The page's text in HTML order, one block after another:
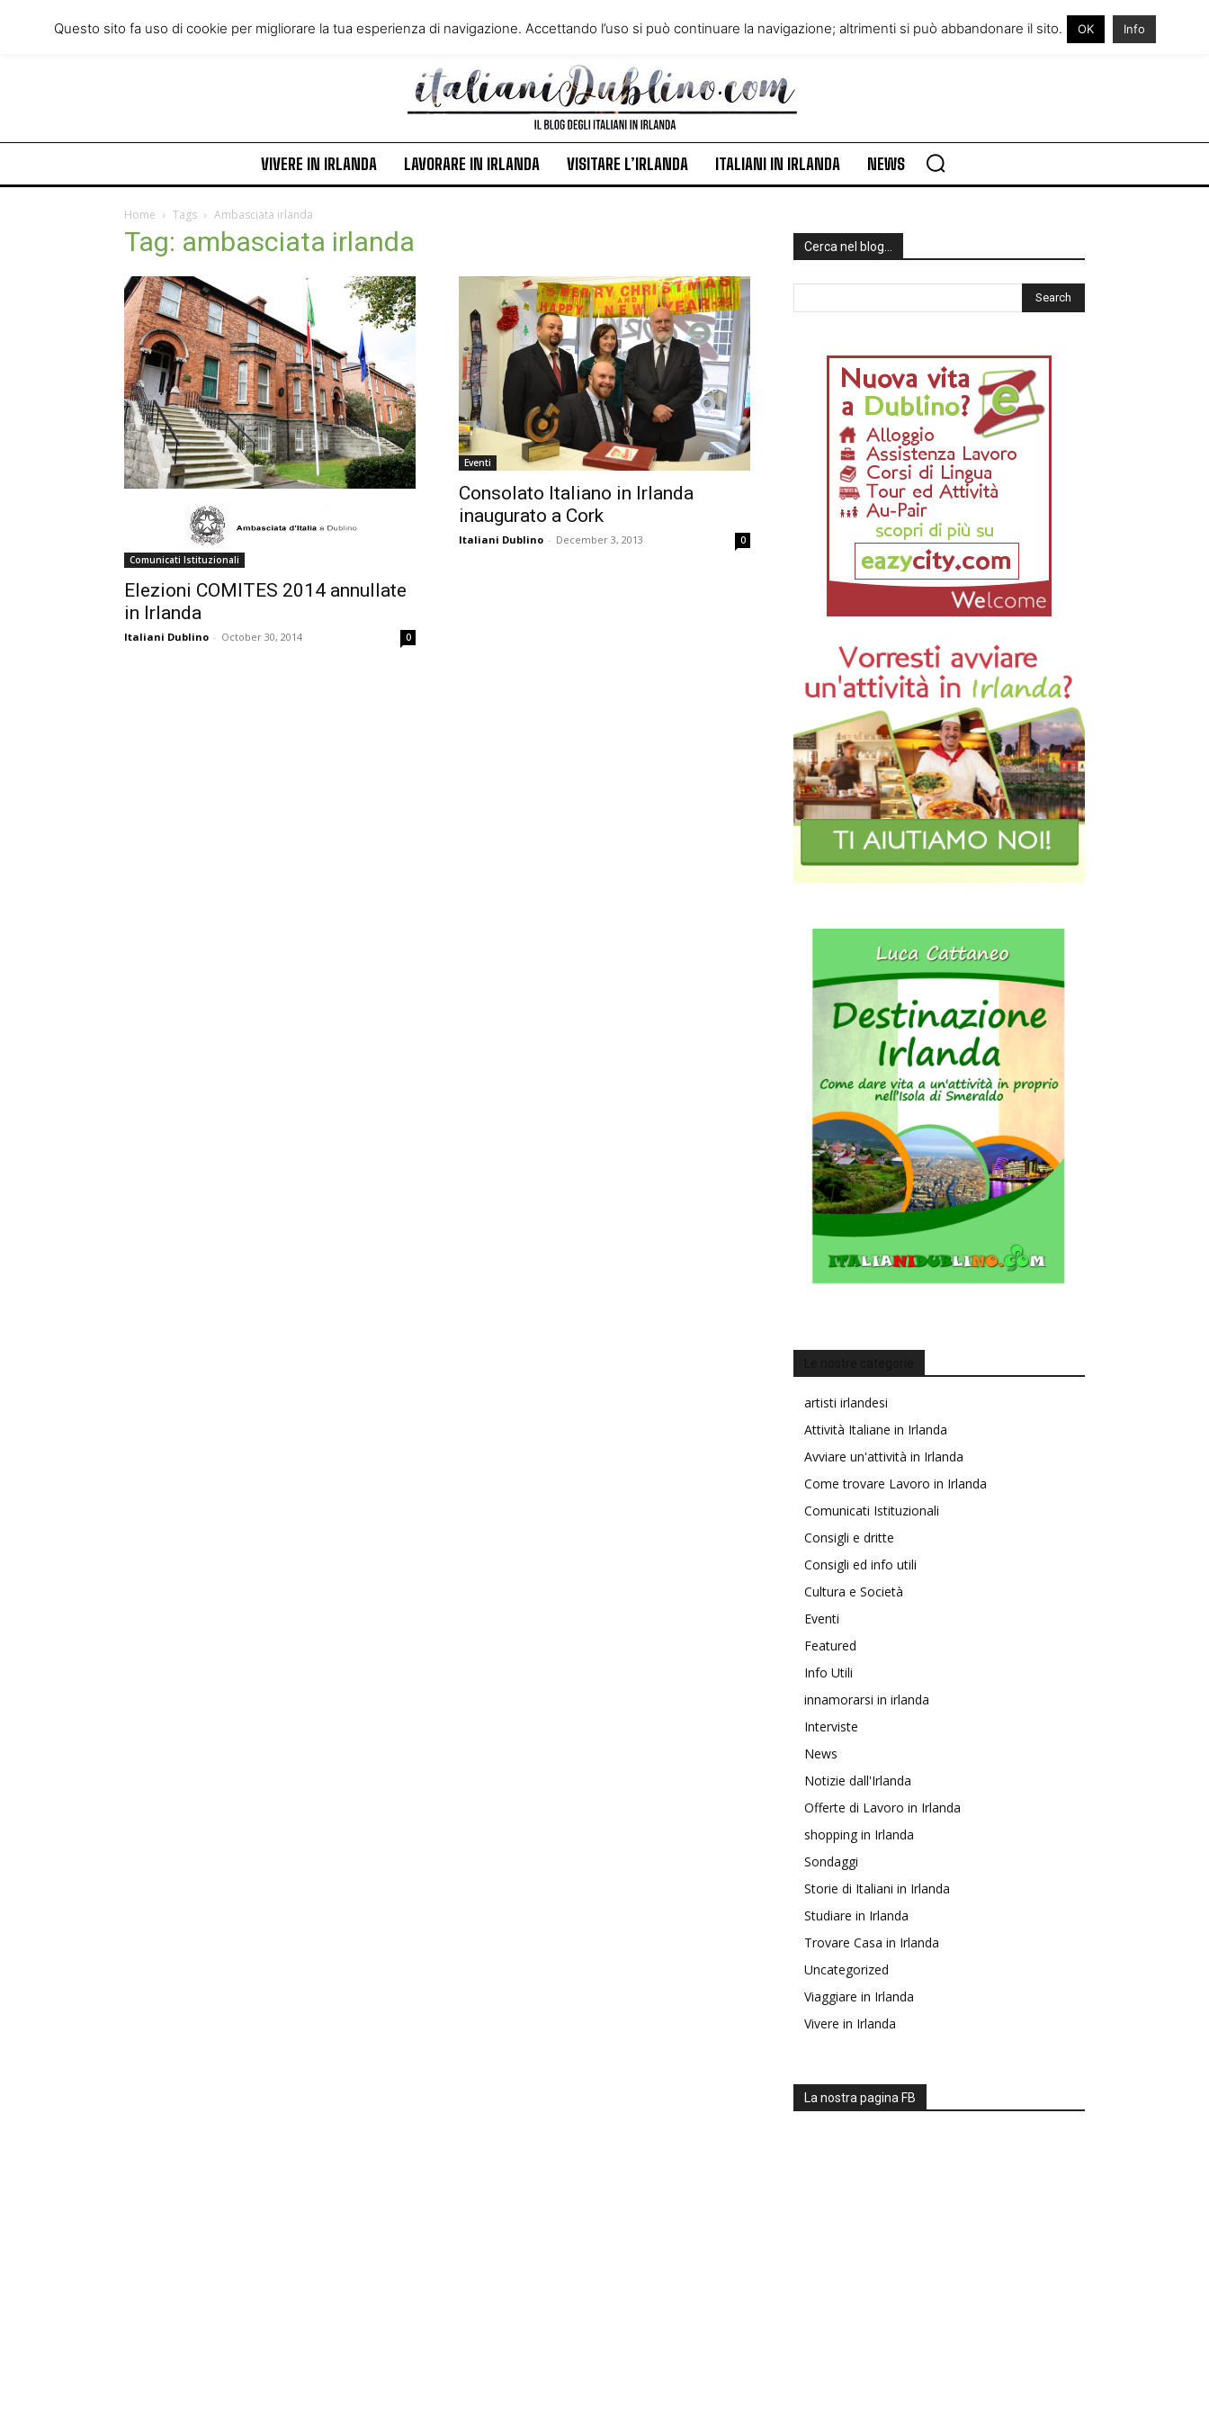
Thursday, August 6, 2026 VIVERE IN IRLANDA
VISITARE L’IRLANDA
ITALIANI IN IRLANDA
NEWS
VIVERE IN IRLANDA LAVORARE IN IRLANDA VISITARE L’IRLANDA ITALIANI IN IRLANDA NEWS
Home Tags Ambasciata irlanda
Tag: ambasciata irlanda
Comunicati Istituzionali
Elezioni COMITES 2014 annullate
in Irlanda
Italiani Dublino - October 30, 2014 0
Eventi
Consolato Italiano in Irlanda
inaugurato a Cork
Italiani Dublino - December 3, 2013 0
Cerca nel blog…
artisti irlandesi
Attività Italiane in Irlanda
Avviare un'attività in Irlanda
Come trovare Lavoro in Irlanda
Comunicati Istituzionali
Consigli e dritte
Consigli ed info utili
Cultura e Società
Eventi
Featured
Info Utili
innamorarsi in irlanda
Interviste
News
Notizie dall'Irlanda
Offerte di Lavoro in Irlanda
shopping in Irlanda
Sondaggi
Storie di Italiani in Irlanda
Studiare in Irlanda
Trovare Casa in Irlanda
Uncategorized
Viaggiare in Irlanda
Vivere in Irlanda
La nostra pagina FB
Questo sito fa uso di cookie per migliorare la tua esperienza di navigazione. Accettando l’uso si può continuare la navigazione; altrimenti si può abbandonare il sito. OK Info